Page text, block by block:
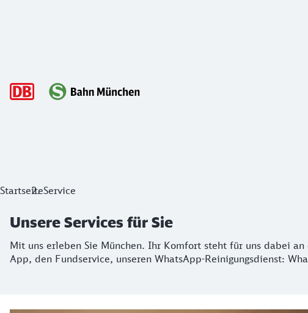
Unsere Services für Sie
StartseiteService
Unsere Services für Sie
Mit uns erleben Sie München. Ihr Komfort steht für uns dabei
App, den Fundservice, unseren WhatsApp-Reinigungsdienst: